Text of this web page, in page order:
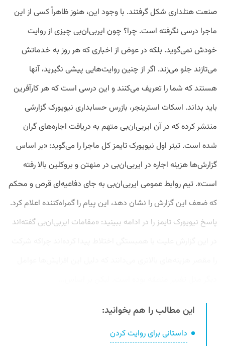
صنعت هتلداری شکل گرفتند. با وجود این، هنوز ظاهراً کسی از این
ماجرا درسی نگرفته است. چرا؟ چون ایربی‌ان‌بی چیزی از روایت
خودش نمی‌گوید. بلکه در عوض از اخباری که هر روز به خدماتش
می‌تازند جلو می‌زند. اگر از چنین روایت‌هایی پیشی نگیرید، آنها
هستند که شما را تعریف می‌کنند و این درسی است که هر کارآفرین
باید بداند. اسکات استرینجر، بازرس حسابداری نیویورک گزارشی
منتشر کرده که در آن ایربی‌ان‌بی متهم به دریافت اجاره‌های گران
شده است. تیتر اول نیویورک تایمز کل ماجرا را می‌گوید: «بر اساس
گزارش‌ها هزینه اجاره در ایربی‌ان‌بی در منهتن و بروکلین بالا رفته
است». تیم روابط عمومی ایربی‌ان‌بی به جای دفاعیه‌ای قرص و محکم
که ضعف این گزارش را نشان دهد، این پیام را گمراه‌کننده اعلام کرد.
پاسخ نیویورک تایمز را در ادامه ببینید: «مقامات ایربی‌ان‌بی گفته‌اند
این مطالب را هم بخوانید:
داستانی برای روایت کردن